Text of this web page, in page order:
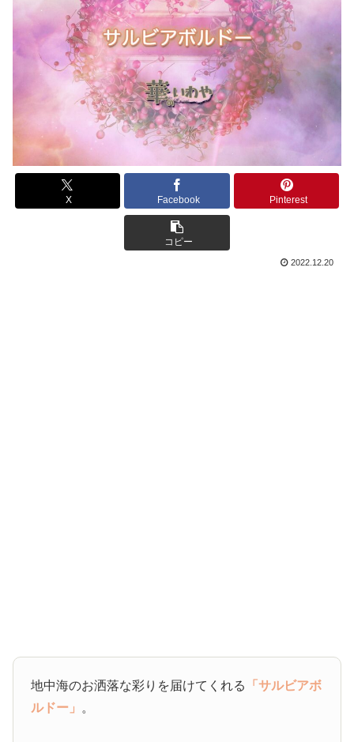
X Facebook Pinterest
コピー
2022.12.20
地中海のお洒落な彩りを届けてくれる
「サルビアボ
ルドー」 。